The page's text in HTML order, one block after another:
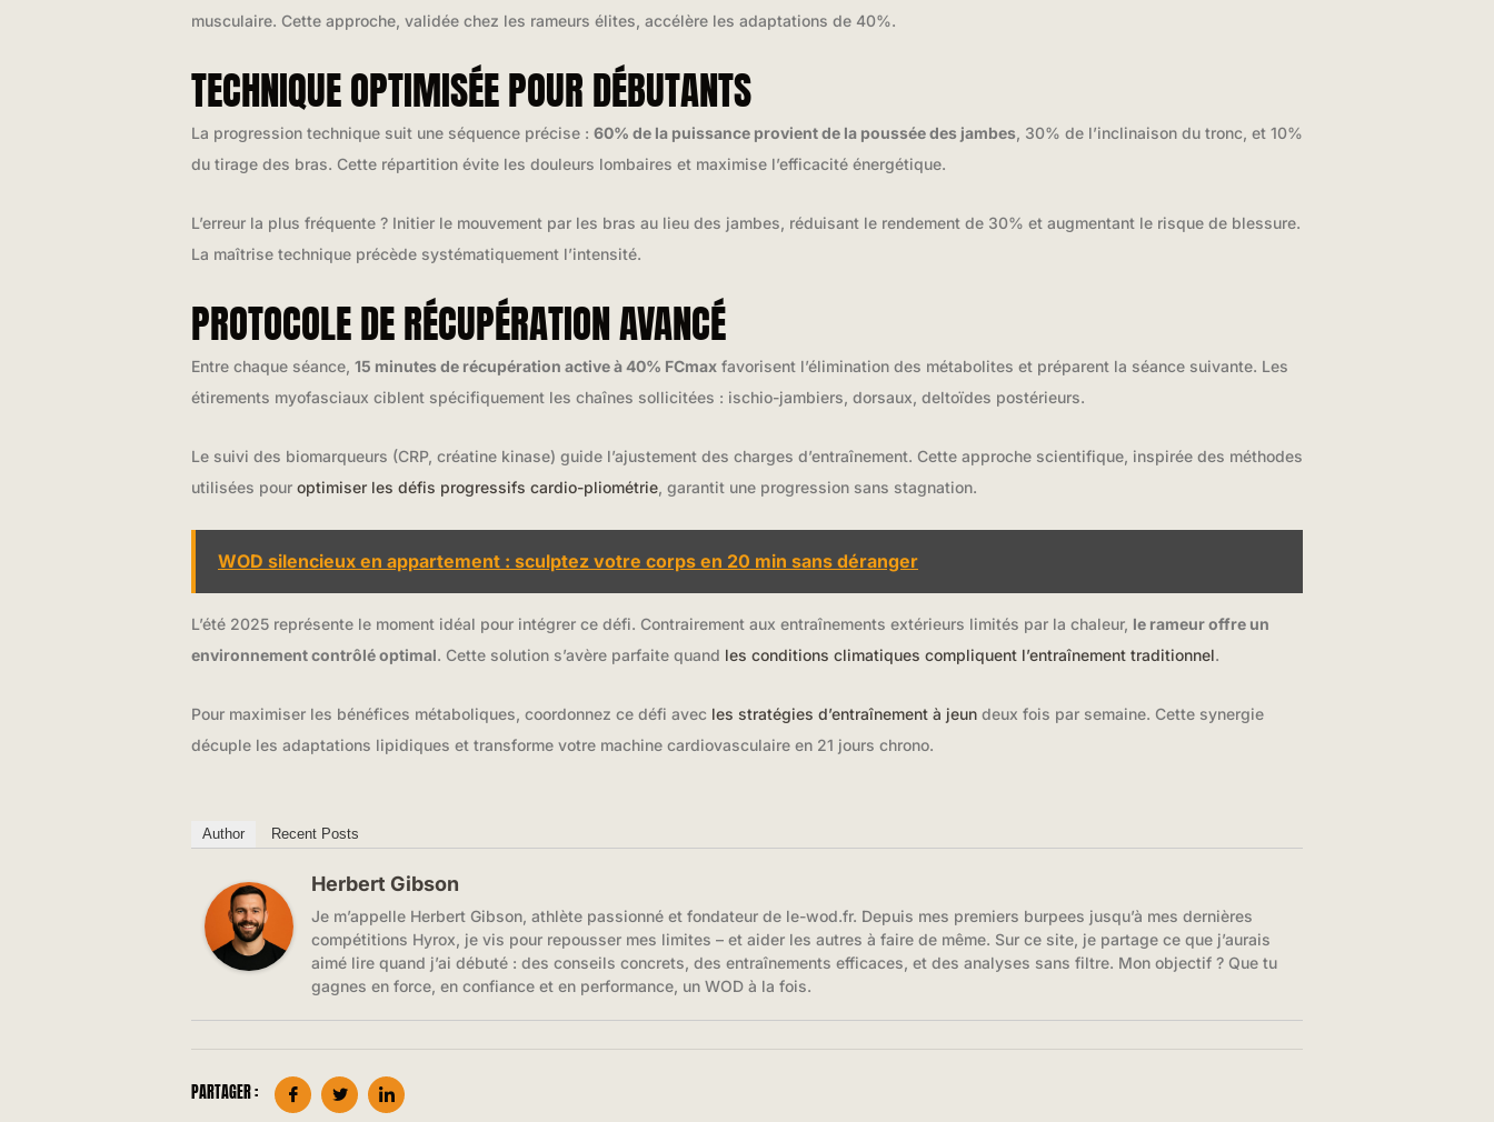
musculaire. Cette approche, validée chez les rameurs élites, accélère les adaptations de 40%.
TECHNIQUE OPTIMISÉE POUR DÉBUTANTS
La progression technique suit une séquence précise : 60% de la puissance provient de la poussée des jambes , 30% de l’inclinaison du tronc, et 10%
du tirage des bras. Cette répartition évite les douleurs lombaires et maximise l’efficacité énergétique.
L’erreur la plus fréquente ? Initier le mouvement par les bras au lieu des jambes, réduisant le rendement de 30% et augmentant le risque de blessure.
La maîtrise technique précède systématiquement l’intensité.
PROTOCOLE DE RÉCUPÉRATION AVANCÉ
Entre chaque séance, 15 minutes de récupération active à 40% FCmax favorisent l’élimination des métabolites et préparent la séance suivante. Les
étirements myofasciaux ciblent spécifiquement les chaînes sollicitées : ischio-jambiers, dorsaux, deltoïdes postérieurs.
Le suivi des biomarqueurs (CRP, créatine kinase) guide l’ajustement des charges d’entraînement. Cette approche scientifique, inspirée des méthodes
utilisées pour optimiser les défis progressifs cardio-pliométrie , garantit une progression sans stagnation.
WOD silencieux en appartement : sculptez votre corps en 20 min sans déranger
L’été 2025 représente le moment idéal pour intégrer ce défi. Contrairement aux entraînements extérieurs limités par la chaleur, le rameur offre un
environnement contrôlé optimal. Cette solution s’avère parfaite quand les conditions climatiques compliquent l’entraînement traditionnel.
Pour maximiser les bénéfices métaboliques, coordonnez ce défi avec les stratégies d’entraînement à jeun deux fois par semaine. Cette synergie
décuple les adaptations lipidiques et transforme votre machine cardiovasculaire en 21 jours chrono.
Author Recent Posts
Herbert Gibson
Je m’appelle Herbert Gibson, athlète passionné et fondateur de le-wod.fr. Depuis mes premiers burpees jusqu’à mes dernières
compétitions Hyrox, je vis pour repousser mes limites – et aider les autres à faire de même. Sur ce site, je partage ce que j’aurais
aimé lire quand j’ai débuté : des conseils concrets, des entraînements efficaces, et des analyses sans filtre. Mon objectif ? Que tu
gagnes en force, en confiance et en performance, un WOD à la fois.
PARTAGER :